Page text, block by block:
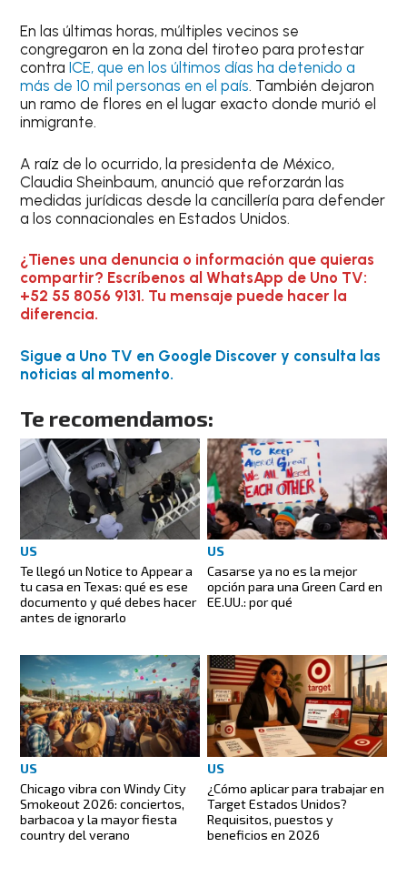
En las últimas horas, múltiples vecinos se
congregaron en la zona del tiroteo para protestar
contraICE, que en los últimos días ha detenido a
más de 10 mil personas en el país. También dejaron
un ramo de flores en el lugar exacto donde murió el
inmigrante.
A raíz de lo ocurrido, la presidenta de México,
Claudia Sheinbaum, anunció que reforzarán las
medidas jurídicas desde la cancillería para defender
a los connacionales en Estados Unidos.
¿Tienes una denuncia o información que quieras
compartir? Escríbenos al WhatsApp de Uno TV:
+52 55 8056 9131. Tu mensaje puede hacer la
diferencia.
Sigue a Uno TV en Google Discover y consulta las
noticias al momento.
Te recomendamos:
US
Te llegó un Notice to Appear a
tu casa en Texas: qué es ese
documento y qué debes hacer
antes de ignorarlo
US
Casarse ya no es la mejor
opción para una Green Card en
EE.UU.: por qué
US
Chicago vibra con Windy City
Smokeout 2026: conciertos,
barbacoa y la mayor fiesta
country del verano
US
¿Cómo aplicar para trabajar en
Target Estados Unidos?
Requisitos, puestos y
beneficios en 2026